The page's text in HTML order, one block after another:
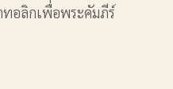
ทอลิกเพื่อพระคัมภีร์